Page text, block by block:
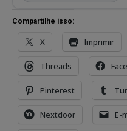
Compartilhe isso:
X Imprimir
Threads
Pinterest
Nextdoor E-